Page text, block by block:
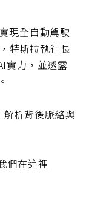
現全自動駕駛
特斯拉執行長
實力，並透露
解析背後脈絡與
們在這裡